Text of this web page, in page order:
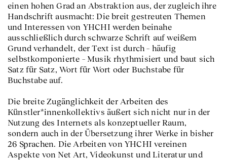
einen hohen Grad an Abstraktion aus, der zugleich ihre
Handschrift ausmacht: Die breit gestreuten Themen
und Interessen von YHCHI werden beinahe
ausschließlich durch schwarze Schrift auf weißem
Grund verhandelt, der Text ist durch – häufig
selbstkomponierte – Musik rhythmisiert und baut sich
Satz für Satz, Wort für Wort oder Buchstabe für
Buchstabe auf.
Die breite Zugänglichkeit der Arbeiten des
Künstler*innenkollektivs äußert sich nicht nur in der
Nutzung des Internets als konzeptueller Raum,
sondern auch in der Übersetzung ihrer Werke in bisher
26 Sprachen. Die Arbeiten von YHCHI vereinen
Aspekte von Net Art, Videokunst und Literatur und